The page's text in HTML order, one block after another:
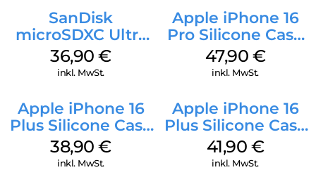
SanDisk
microSDXC Ultra
128 GB + Adapter
Mobile
36,90€
inkl. MwSt.
Apple iPhone 16
Pro Silicone Case
MagSafe Denim
47,90 €
inkl. MwSt.
Apple iPhone 16
Plus Silicone Case
MagSafe Denim
38,90€
inkl. MwSt.
Apple iPhone 16
Plus Silicone Case
MagSafe Stone
Gray
41,90 €
inkl. MwSt.